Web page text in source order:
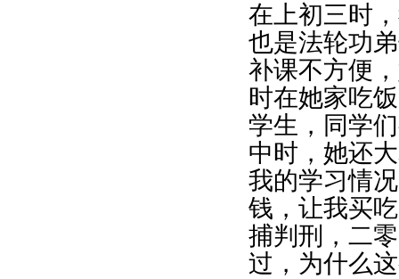
在上初三时
也是法轮功
补课不方便
时在她家吃
学生，同学
中时，她还
我的学习情
钱，让我买
捕判刑，二
过，为什么